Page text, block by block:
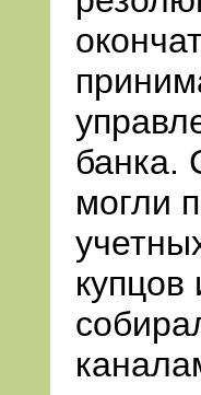
банка.
могли